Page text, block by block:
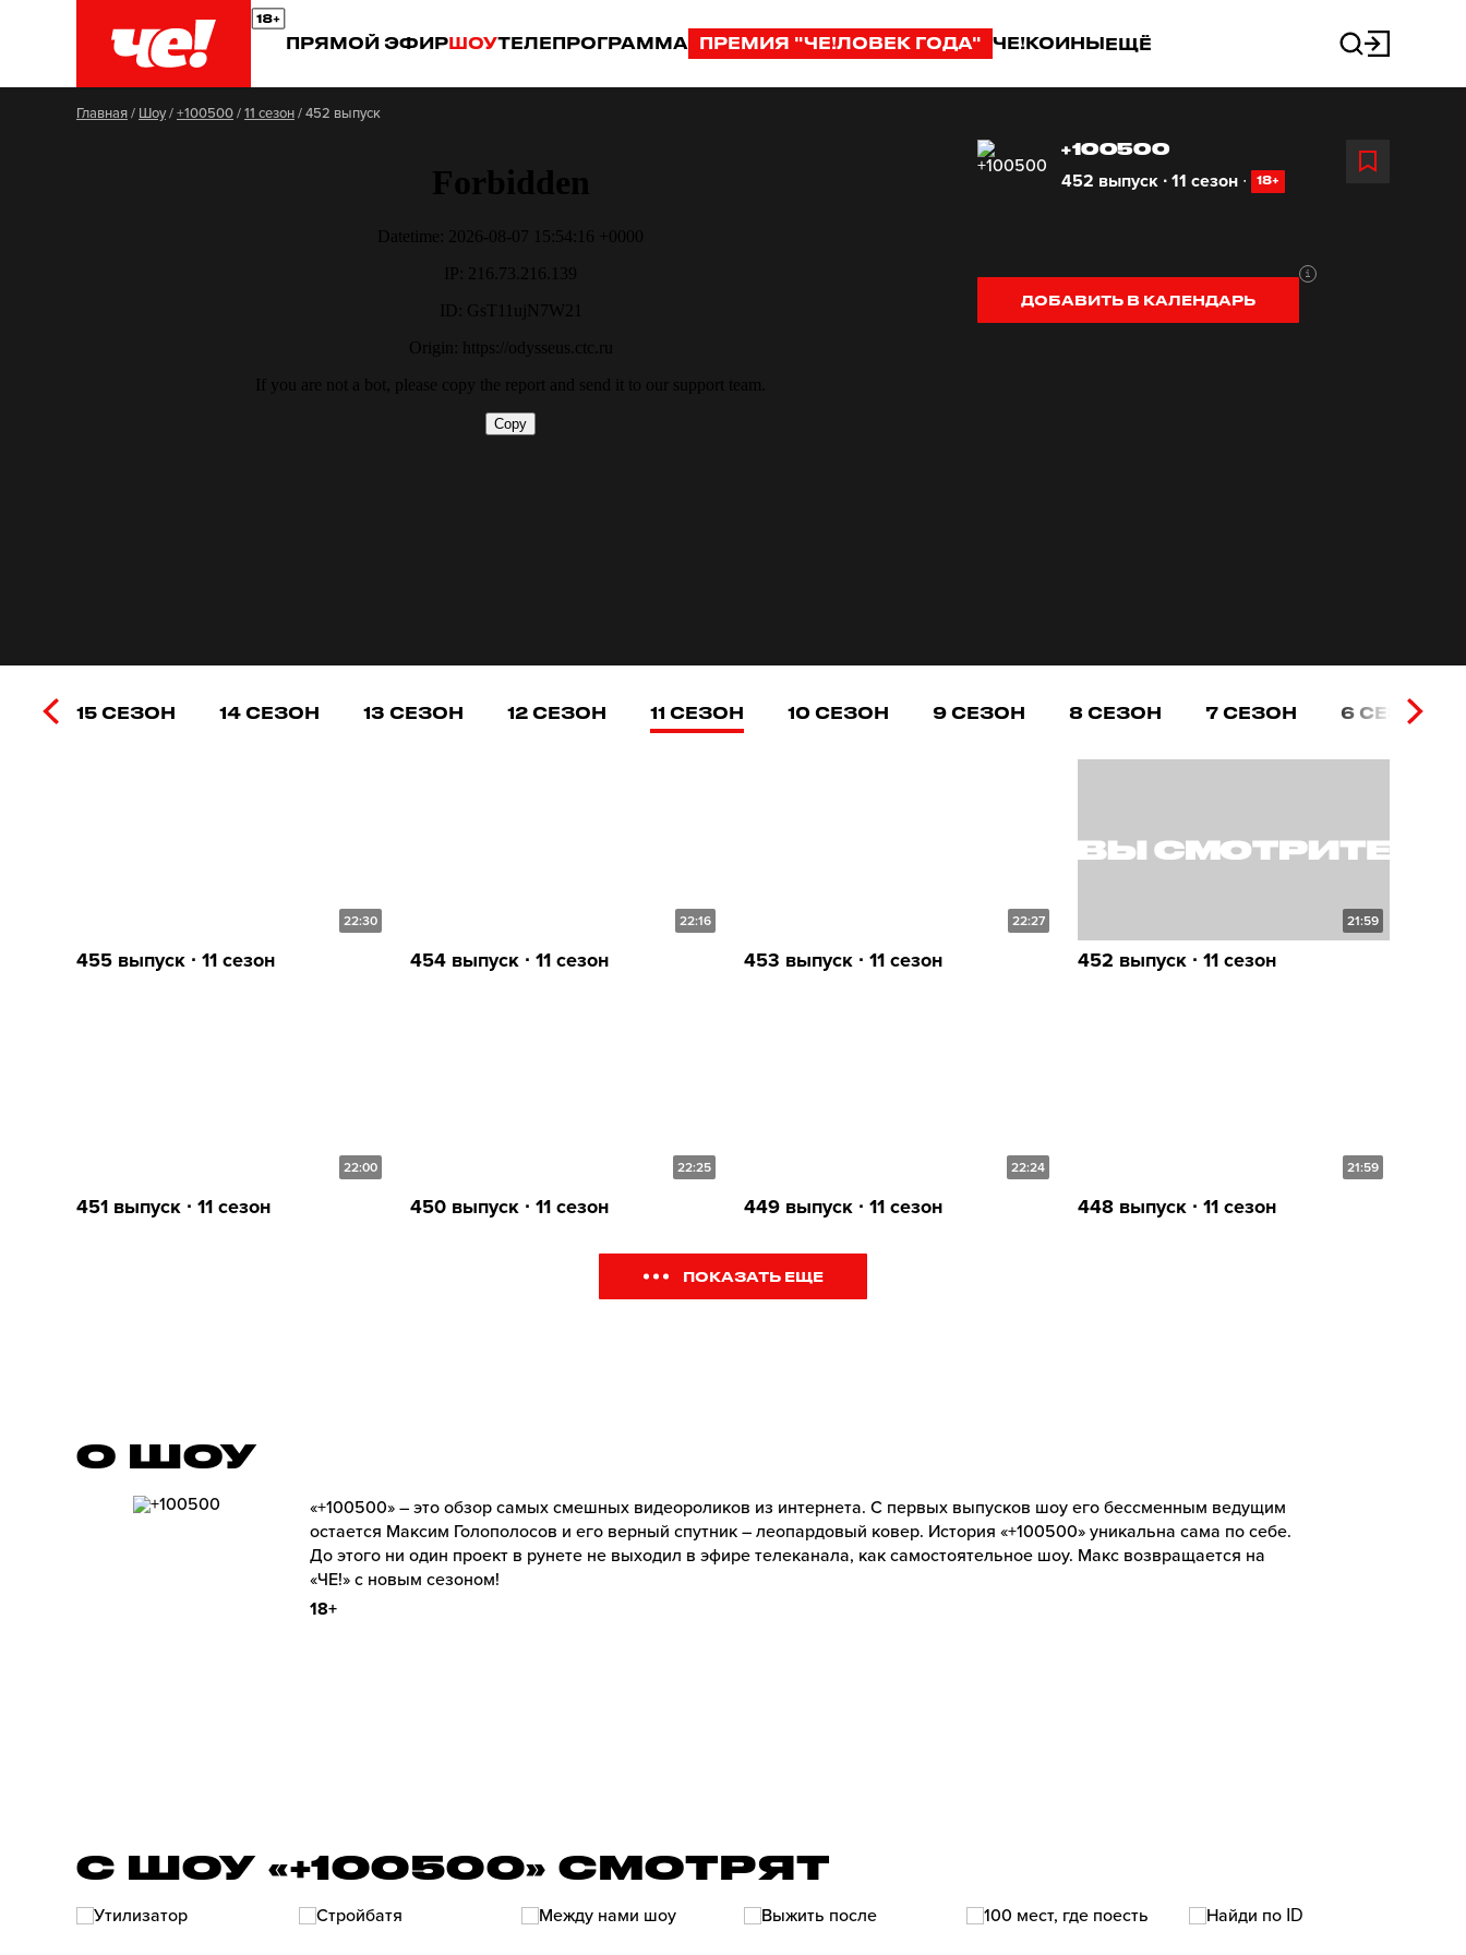
ПРЯМОЙ ЭФИРШОУТЕЛЕПРОГРАММА ПРЕМИЯ "ЧЕ!ЛОВЕК ГОДА" ЧЕ!КОИНЫЕЩЁ
Главная/ Шоу/+100500/11 сезон/452 выпуск
+100500
452 выпуск ∙ 11 сезон ∙ 18+
ДОБАВИТЬ В КАЛЕНДАРЬ
15 СЕЗОН 14 СЕЗОН 13 СЕЗОН 12 СЕЗОН 11 СЕЗОН 10 СЕЗОН 9 СЕЗОН 8 СЕЗОН 7 СЕЗОН 6 СЕЗОН
22:30
455 выпуск ∙ 11 сезон
22:16
454 выпуск ∙ 11 сезон
22:27
453 выпуск ∙ 11 сезон
21:59
452 выпуск ∙ 11 сезон
22:00
451 выпуск ∙ 11 сезон
22:25
450 выпуск ∙ 11 сезон
22:24
449 выпуск ∙ 11 сезон
21:59
448 выпуск ∙ 11 сезон
ПОКАЗАТЬ ЕЩЕ
О ШОУ
«+100500» – это обзор самых смешных видеороликов из интернета. С первых выпусков шоу его бессменным ведущим
остается Максим Голополосов и его верный спутник – леопардовый ковер. История «+100500» уникальна сама по себе.
До этого ни один проект в рунете не выходил в эфире телеканала, как самостоятельное шоу. Макс возвращается на
«ЧЕ!» с новым сезоном!
18+
С ШОУ «+100500» СМОТРЯТ